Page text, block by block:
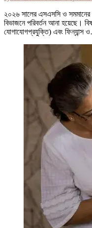
২০২৬ সালের এসএসসি ও সমমানের
বিভাজনে পরিবর্তন আনা হয়েছে।
যোগাযোগপ্রযুক্তি) এবং ফিন্যান্স